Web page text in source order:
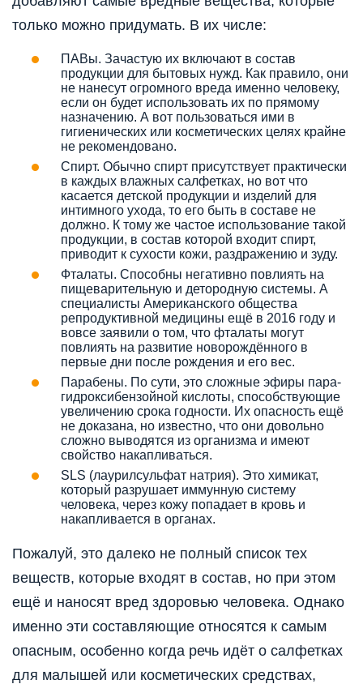
только можно придумать. В их числе:
ПАВы. Зачастую их включают в состав
продукции для бытовых нужд. Как правило, они
не нанесут огромного вреда именно человеку,
если он будет использовать их по прямому
назначению. А вот пользоваться ими в
гигиенических или косметических целях крайне
не рекомендовано.
Спирт. Обычно спирт присутствует практически
в каждых влажных салфетках, но вот что
касается детской продукции и изделий для
интимного ухода, то его быть в составе не
должно. К тому же частое использование такой
продукции, в состав которой входит спирт,
приводит к сухости кожи, раздражению и зуду.
Фталаты. Способны негативно повлиять на
пищеварительную и детородную системы. А
специалисты Американского общества
репродуктивной медицины ещё в 2016 году и
вовсе заявили о том, что фталаты могут
повлиять на развитие новорождённого в
первые дни после рождения и его вес.
Парабены. По сути, это сложные эфиры пара-
гидроксибензойной кислоты, способствующие
увеличению срока годности. Их опасность ещё
не доказана, но известно, что они довольно
сложно выводятся из организма и имеют
свойство накапливаться.
SLS (лаурилсульфат натрия). Это химикат,
который разрушает иммунную систему
человека, через кожу попадает в кровь и
накапливается в органах.
Пожалуй, это далеко не полный список тех
веществ, которые входят в состав, но при этом
ещё и наносят вред здоровью человека. Однако
именно эти составляющие относятся к самым
опасным, особенно когда речь идёт о салфетках
для малышей или косметических средствах,